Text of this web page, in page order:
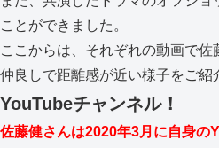
ことができました。
ここからは、それぞれの動画で
仲良しで距離感が近い様子をご紹
YouTubeチャンネル！
佐藤健さんは2020年3月に自身の